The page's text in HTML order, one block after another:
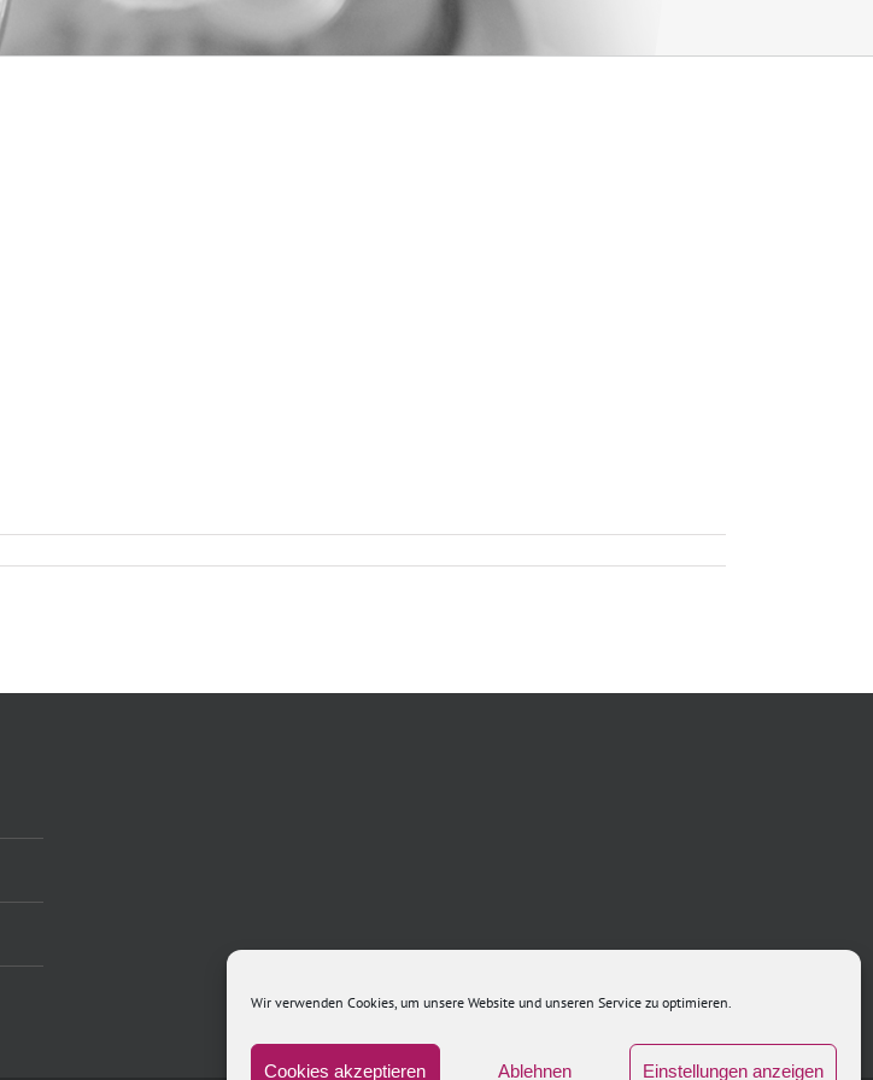
Wir verwenden Cookies, um unsere Website und unseren Service zu optimieren.
Cookies akzeptieren Ablehnen Einstellungen anzeigen